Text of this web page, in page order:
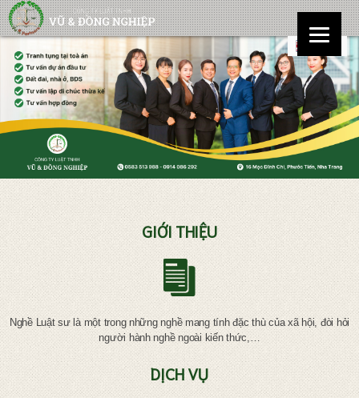
GIỚI THIỆU
Nghề Luật sư là một trong những nghề mang tính đặc thù của xã hội, đòi hỏi
người hành nghề ngoài kiến thức,…
DỊCH VỤ